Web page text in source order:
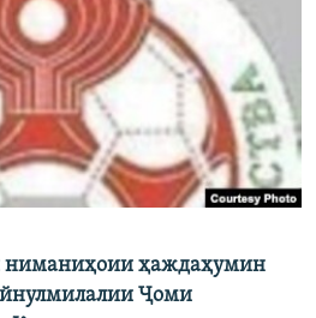
RL
ниманиҳоии ҳаждаҳумин
Ҷоми